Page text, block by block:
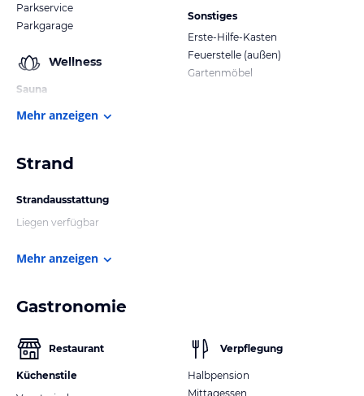
Parkservice
Parkgarage
Wellness
Sauna
Sonstiges
Erste-Hilfe-Kasten
Feuerstelle (außen)
Gartenmöbel
Mehr anzeigen
Strand
Strandausstattung
Liegen verfügbar
Mehr anzeigen
Gastronomie
Restaurant
Küchenstile
Verpflegung
Halbpension
Mittagessen